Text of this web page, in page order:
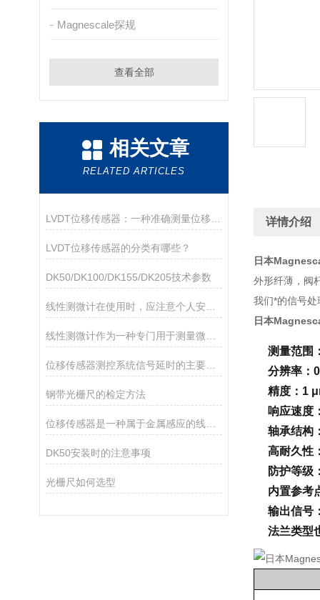
Magnescale探规
查看全部
相关文章
RELATED ARTICLES
LVDT位移传感器的分类有哪些？
DK50/DK100/DK155/DK205技术参数
线性测微计在使用时，应注意个人安全和设备安全
位移传感器测控系统信号延时的主要因素有哪些
钢带光栅尺的检定方法
位移传感器是一种属于金属感应的线性器件
DK50安装时的注意事项
光栅尺如何选型
详情介绍
日本
外形纤薄，阀
我们*的信号
日本
测量范围
分辨率：
精度：1
响应速度
轴承结构
高耐久性
防护等级
内置参考
输出信号
法兰类型